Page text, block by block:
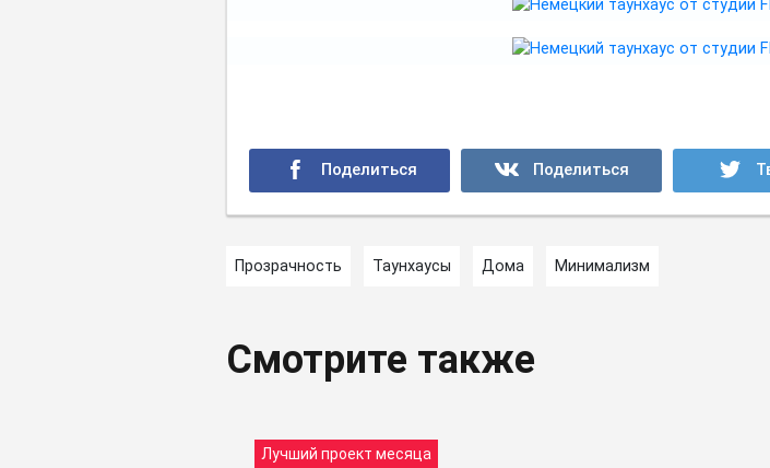
Прозрачность Таунхаусы Дома Минимализм
Смотрите также
Лучший проект месяца